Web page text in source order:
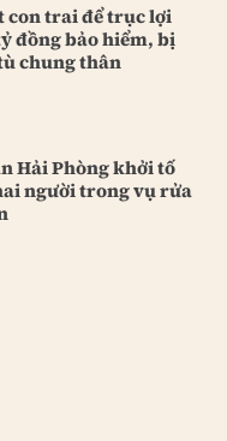
con trai để trục lợi
đồng bảo hiểm, bị
chung thân
Hải Phòng khởi tố
người trong vụ rửa